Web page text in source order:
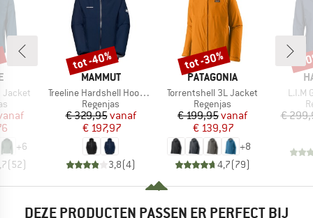
Jacket
prijs
+6
( 52)
MERK
MAMMUT
Artikel
Treeline Hardshell Hooded Jacket
Productgroep
Regenjas
Prijs
€ 329,95Verlaagde prijs
vanaf
€ 197,97
3,8(4)
Korting
tot -40%
MERK
PATAGONIA
Artikel
Torrentshell 3L Jacket
Productgroep
Regenjas
Prijs
€ 199,95Verlaagde prijs
vanaf
€ 139,97
+8
4,7(79)
Korting
tot -30%
Artikel
L.I.M
€
-
DEZE PRODUCTEN PASSEN ER PERFECT BIJ